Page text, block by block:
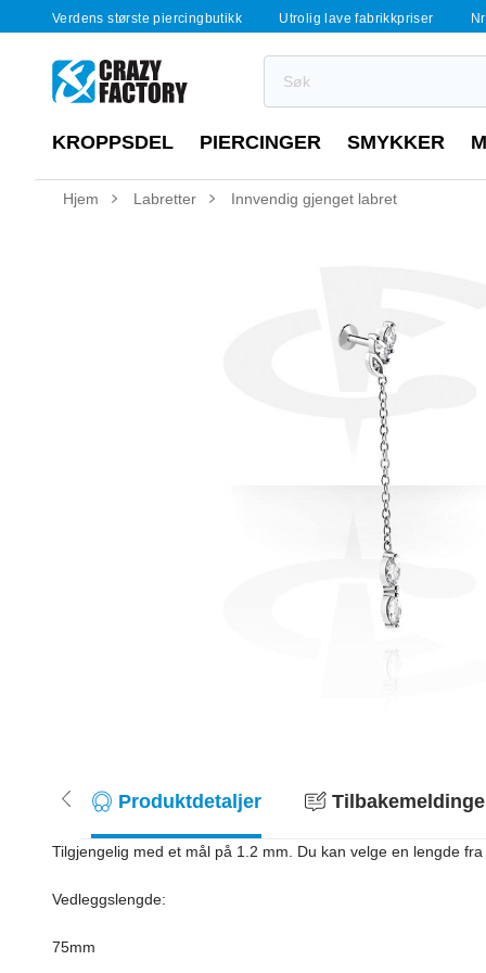
Verdens største piercingbutikk Utrolig lave fabrikkpriser
KROPPSDEL PIERCINGER SMYKKER
Hjem Labretter Innvendig gjenget labret
Produktdetaljer
Tilgjengelig med et mål på 1.2 mm. Du kan velge en lengde
Vedleggslengde:
75mm